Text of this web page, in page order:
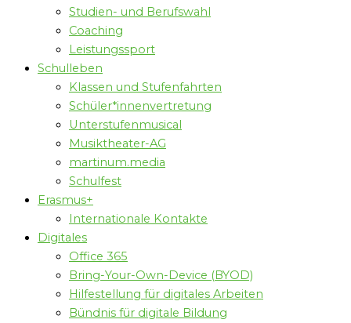
Studien- und Berufswahl
Coaching
Leistungssport
Schulleben
Klassen und Stufenfahrten
Schüler*innenvertretung
Unterstufenmusical
Musiktheater-AG
martinum.media
Schulfest
Erasmus+
Internationale Kontakte
Digitales
Office 365
Bring-Your-Own-Device (BYOD)
Hilfestellung für digitales Arbeiten
Bündnis für digitale Bildung